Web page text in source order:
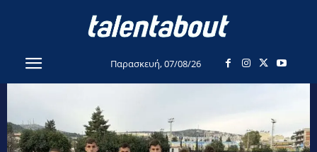
Παρασκευή, 07/08/26